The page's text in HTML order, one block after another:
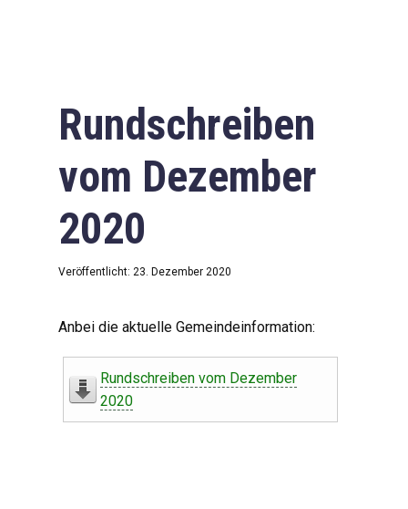
Rundschreiben
vom Dezember
2020
Veröffentlicht: 23. Dezember 2020
Anbei die aktuelle Gemeindeinformation:
Rundschreiben vom Dezember
2020